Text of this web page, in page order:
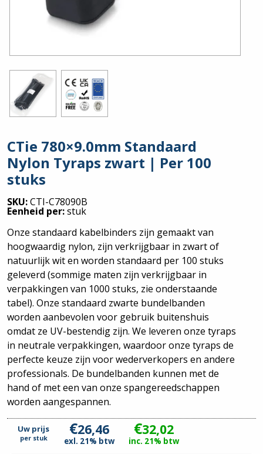
CTie 780×9.0mm Standaard
Nylon Tyraps zwart | Per 100
stuks
SKU:CTI-C78090B
Eenheid per:stuk
Onze standaard kabelbinders zijn gemaakt van
hoogwaardig nylon, zijn verkrijgbaar in zwart of
natuurlijk wit en worden standaard per 100 stuks
geleverd (sommige maten zijn verkrijgbaar in
verpakkingen van 1000 stuks, zie onderstaande
tabel). Onze standaard zwarte bundelbanden
worden aanbevolen voor gebruik buitenshuis
omdat ze UV-bestendig zijn. We leveren onze tyraps
in neutrale verpakkingen, waardoor onze tyraps de
perfecte keuze zijn voor wederverkopers en andere
professionals. De bundelbanden kunnen met de
hand of met een van onze spangereedschappen
worden aangespannen.
Uw prijs
per stuk €26,46
exl. 21% btw
€32,02
inc. 21% btw